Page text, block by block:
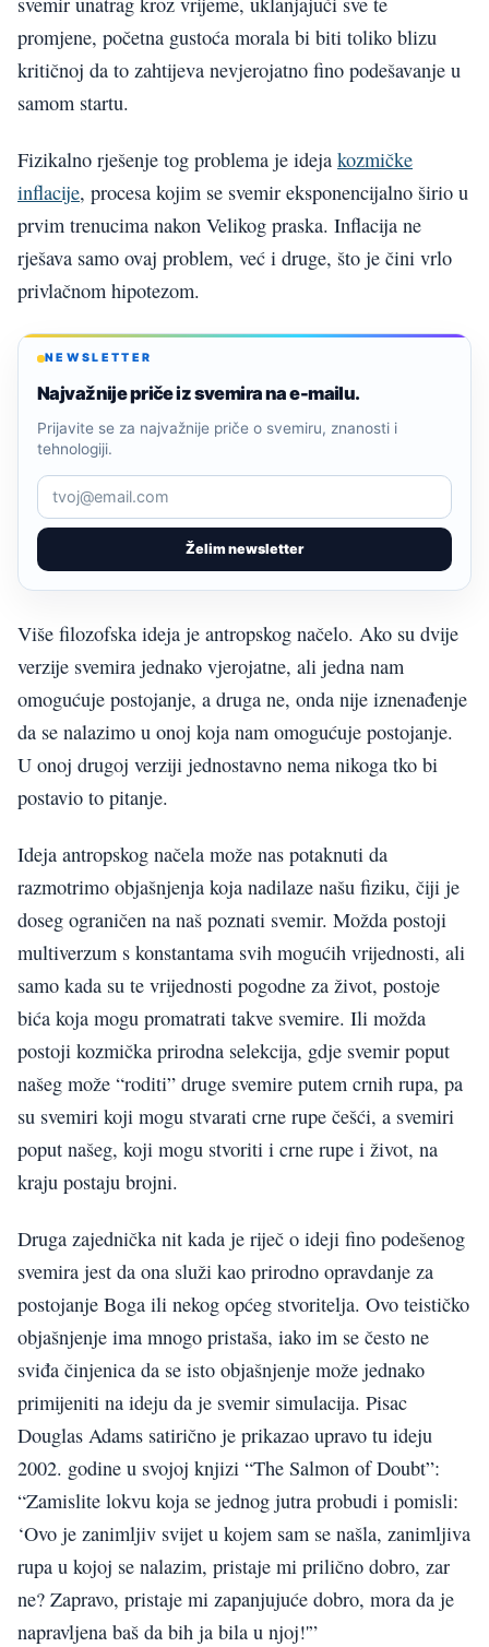
promjene, početna gustoća morala bi biti toliko blizu
kritičnoj da to zahtijeva nevjerojatno fino podešavanje u
samom startu.
Fizikalno rješenje tog problema je ideja kozmičke
inflacije, procesa kojim se svemir eksponencijalno širio u
prvim trenucima nakon Velikog praska. Inflacija ne
rješava samo ovaj problem, već i druge, što je čini vrlo
privlačnom hipotezom.
NEWSLETTER
Najvažnije priče iz svemira na e-mailu.
Želim newsletter
Prijavite se za najvažnije priče o svemiru, znanosti i
tehnologiji.
Više filozofska ideja je antropskog načelo. Ako su dvije
verzije svemira jednako vjerojatne, ali jedna nam
omogućuje postojanje, a druga ne, onda nije iznenađenje
da se nalazimo u onoj koja nam omogućuje postojanje.
U onoj drugoj verziji jednostavno nema nikoga tko bi
postavio to pitanje.
Ideja antropskog načela može nas potaknuti da
razmotrimo objašnjenja koja nadilaze našu fiziku, čiji je
doseg ograničen na naš poznati svemir. Možda postoji
multiverzum s konstantama svih mogućih vrijednosti, ali
samo kada su te vrijednosti pogodne za život, postoje
bića koja mogu promatrati takve svemire. Ili možda
postoji kozmička prirodna selekcija, gdje svemir poput
našeg može “roditi” druge svemire putem crnih rupa, pa
su svemiri koji mogu stvarati crne rupe češći, a svemiri
poput našeg, koji mogu stvoriti i crne rupe i život, na
kraju postaju brojni.
Druga zajednička nit kada je riječ o ideji fino podešenog
svemira jest da ona služi kao prirodno opravdanje za
postojanje Boga ili nekog općeg stvoritelja. Ovo teističko
objašnjenje ima mnogo pristaša, iako im se često ne
sviđa činjenica da se isto objašnjenje može jednako
primijeniti na ideju da je svemir simulacija. Pisac
Douglas Adams satirično je prikazao upravo tu ideju
2002. godine u svojoj knjizi “The Salmon of Doubt”:
“Zamislite lokvu koja se jednog jutra probudi i pomisli:
‘Ovo je zanimljiv svijet u kojem sam se našla, zanimljiva
rupa u kojoj se nalazim, pristaje mi prilično dobro, zar
ne? Zapravo, pristaje mi zapanjujuće dobro, mora da je
napravljena baš da bih ja bila u njoj!'”